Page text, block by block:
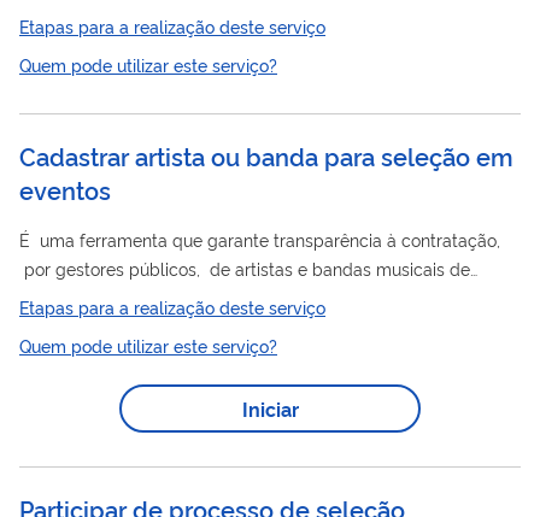
entidade do setor público, as microempresas, empresas de
pequeno porte, agricultores familiares, produtores rurais
pessoa física, microempreendedores individuais, sociedades
exterior. Você, e todos os interessados, devem participar de um
processo de...
Etapas para a realização deste serviço
Quem pode utilizar este serviço?
Cadastrar artista ou banda para seleção em
eventos
É uma ferramenta que garante transparência à contratação,
por gestores públicos, de artistas e bandas musicais de
consagração artística regional ou nacional , no Pro grama de
Apoio a Eventos Geradores de Fluxos Turísticos do Ministério
do Turismo.
Etapas para a realização deste serviço
Quem pode utilizar este serviço?
Iniciar
Participar de processo de seleção